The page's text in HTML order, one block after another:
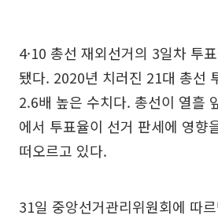
4·10 총선 재외선거의 3일차 투
됐다. 2020년 치러진 21대 총선
2.6배 높은 수치다. 총선이 열흘
에서 투표율이 선거 판세에 영향
떠오르고 있다.
31일 중앙선거관리위원회에 따